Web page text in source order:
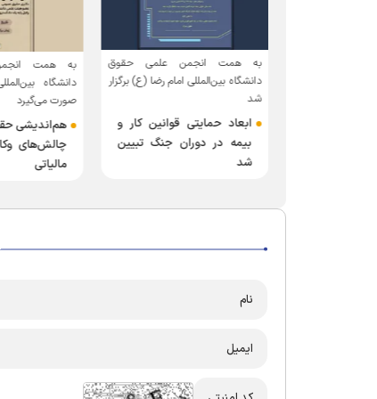
به همت انجمن علمی حقوق
دانشگاه بین‌المللی امام رضا (ع) برگزار
شد
ابعاد حمایتی قوانین کار و
بیمه در دوران جنگ تبیین
شد
به همت
دانشگاه
صورت می‌گیرد
هم‌اندیشی
چالش‌های
مالیاتی